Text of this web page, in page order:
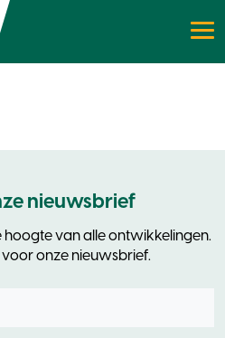
nieuwsbrief
van alle ontwikkelingen.
voor onze nieuwsbrief.